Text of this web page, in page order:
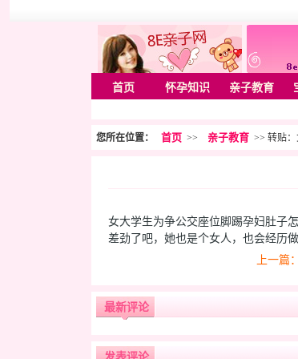
首页 怀孕知识 亲子教育
您所在位置： 首页 >> 亲子教育 >> 转贴
女大学生为争公交座位脚踢孕妇肚子
差劲了吧，她也是个女人，也会经历
上一篇：
最新评论